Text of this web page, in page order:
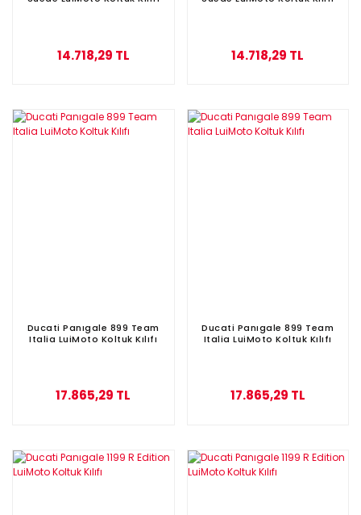
14.718,29 TL 14.718,29 TL
Ducati Panıgale 899 Team
Italia LuiMoto Koltuk Kılıfı
17.865,29 TL
Ducati Panıgale 899 Team
Italia LuiMoto Koltuk Kılıfı
17.865,29 TL